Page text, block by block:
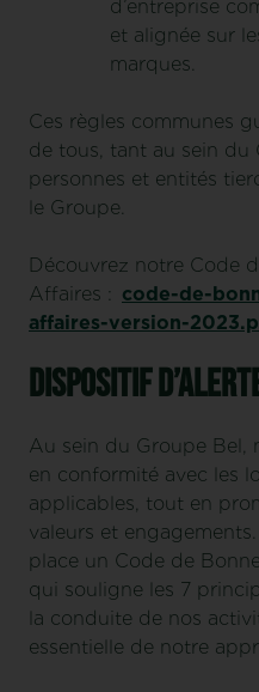
d’entreprise
et alignée sur
marques.
Ces règles communes
de tous, tant au sein du
personnes et entités
le Groupe.
Découvrez notre Code
Affaires : code-de-
affaires-version-
Dispositif
Au sein du Groupe Bel,
en conformité avec les
applicables, tout en
valeurs et
place un Code de
qui souligne les 7
la conduite de nos
essentielle de notre